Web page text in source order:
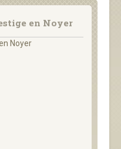
en Noyer